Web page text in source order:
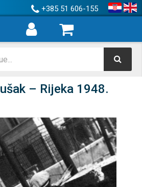
+385 51 606-155
– Rijeka 1948.